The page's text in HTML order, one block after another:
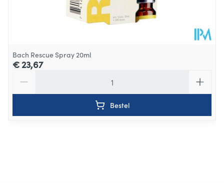
Bach Rescue Spray 20ml
€ 23,67
Bestel